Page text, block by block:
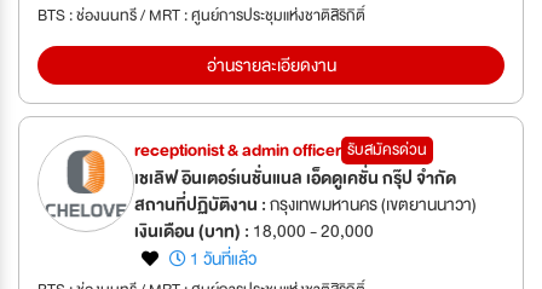
BTS : ช่องนนทรี / MRT : ศูนย์การประชุมแห่งชาติสิริกิติ์
อ่านรายละเอียดงาน
receptionist & admin officer รับสมัครด่วน
เชเลิฟ อินเตอร์เนชั่นแนล เอ็ดดูเคชั่น กรุ๊ป จำกัด
สถานที่ปฏิบัติงาน :กรุงเทพมหานคร (เขตยานนาวา)
เงินเดือน (บาท) : 18,000 - 20,000
1 วันที่แล้ว